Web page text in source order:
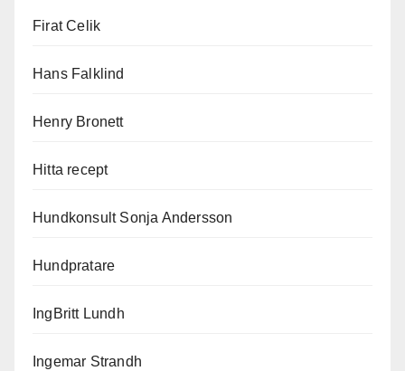
Firat Celik
Hans Falklind
Henry Bronett
Hitta recept
Hundkonsult Sonja Andersson
Hundpratare
IngBritt Lundh
Ingemar Strandh